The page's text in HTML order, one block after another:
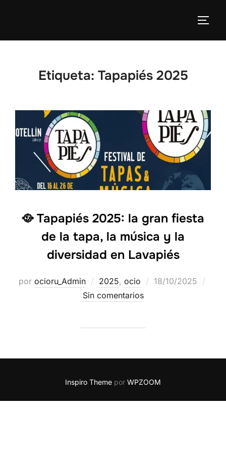
Etiqueta: Tapapiés 2025
🥘 Tapapiés 2025: la gran fiesta
de la tapa, la música y la
diversidad en Lavapiés
por ocioru_Admin 2025, ocio
18/10/2025
Sin comentarios
Inspiro Theme por WPZOOM